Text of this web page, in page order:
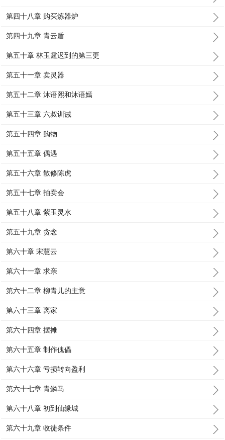
第四十八章 购买炼器炉
第四十九章 青云盾
第五十章 林玉霆迟到的第三更
第五十一章 卖灵器
第五十二章 沐语熙和沐语嫣
第五十三章 六叔训诫
第五十四章 购物
第五十五章 偶遇
第五十六章 散修陈虎
第五十七章 拍卖会
第五十八章 紫玉灵水
第五十九章 贪念
第六十章 宋慧云
第六十一章 求亲
第六十二章 柳青儿的主意
第六十三章 离家
第六十四章 摆摊
第六十五章 制作傀儡
第六十六章 亏损转向盈利
第六十七章 青鳞马
第六十八章 初到仙缘城
第六十九章 收徒条件